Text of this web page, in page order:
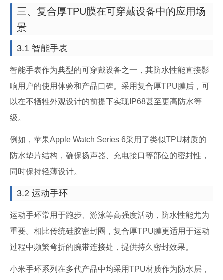
三、复合厚TPU膜在可穿戴设备中的应用场
景
3.1 智能手表
智能手表作为典型的可穿戴设备之一，其防水性能直接影
响用户的使用体验和产品口碑。采用复合厚TPU膜后，可
以在不牺牲外观设计的前提下实现IP68甚至更高防水等
级。
例如，苹果Apple Watch Series 6采用了类似TPU材质的
防水垫片结构，确保扬声器、充电接口等部位的密封性，
同时保持轻薄设计。
3.2 运动手环
运动手环常用于跑步、游泳等高强度活动，防水性能尤为
重要。相比传统硅胶密封圈，复合厚TPU膜更适用于运动
过程中频繁弯折的腕带连接处，提供持久密封效果。
小米手环系列在多代产品中均采用TPU材质作为防水层，